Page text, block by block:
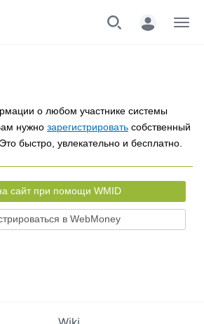
о любом участнике системы
нужно зарегистрировать собственный
быстро, увлекательно и бесплатно.
сайт при помощи WMID
в WebMoney